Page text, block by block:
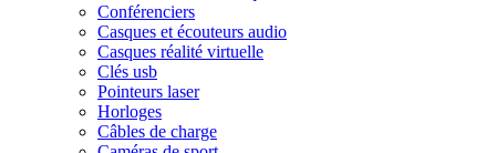
Conférenciers
Casques et écouteurs audio
Casques réalité virtuelle
Clés usb
Pointeurs laser
Horloges
Câbles de charge